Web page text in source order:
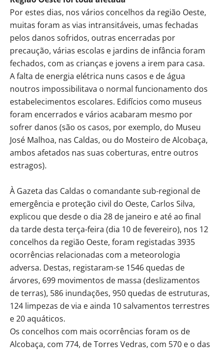
Por estes dias, nos vários concelhos da região Oeste,
muitas foram as vias intransitáveis, umas fechadas
pelos danos sofridos, outras encerradas por
precaução, várias escolas e jardins de infância foram
fechados, com as crianças e jovens a irem para casa.
A falta de energia elétrica nuns casos e de água
noutros impossibilitava o normal funcionamento dos
estabelecimentos escolares. Edifícios como museus
foram encerrados e vários acabaram mesmo por
sofrer danos (são os casos, por exemplo, do Museu
José Malhoa, nas Caldas, ou do Mosteiro de Alcobaça,
ambos afetados nas suas coberturas, entre outros
estragos).
À Gazeta das Caldas o comandante sub-regional de
emergência e proteção civil do Oeste, Carlos Silva,
explicou que desde o dia 28 de janeiro e até ao final
da tarde desta terça-feira (dia 10 de fevereiro), nos 12
concelhos da região Oeste, foram registadas 3935
ocorrências relacionadas com a meteorologia
adversa. Destas, registaram-se 1546 quedas de
árvores, 699 movimentos de massa (deslizamentos
de terras), 586 inundações, 950 quedas de estruturas,
124 limpezas de via e ainda 10 salvamentos terrestres
e 20 aquáticos.
Os concelhos com mais ocorrências foram os de
Alcobaça, com 774, de Torres Vedras, com 570 e o das